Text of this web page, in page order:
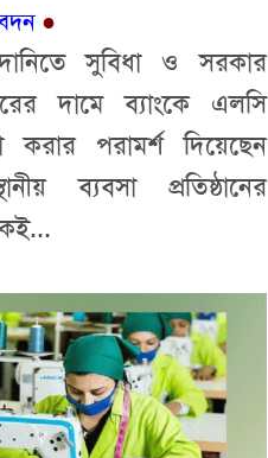
●
সুবিধা ও সরকার
দামে ব্যাংকে এলসি
করার পরামর্শ দিয়েছেন
ব্যবসা প্রতিষ্ঠানের